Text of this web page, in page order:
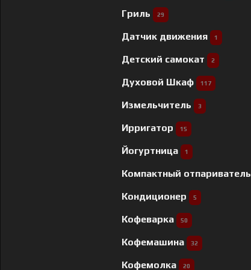
Гриль 29
Датчик движения 1
Детский самокат 2
Духовой Шкаф 117
Измельчитель 3
Ирригатор 15
Йогуртница 1
Компактный отпариватель
Кондиционер 5
Кофеварка 50
Кофемашина 32
Кофемолка 20